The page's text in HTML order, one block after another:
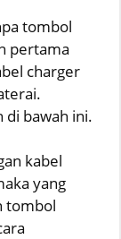
tombol
pertama
charger
di bawah ini.
kabel
yang
tombol